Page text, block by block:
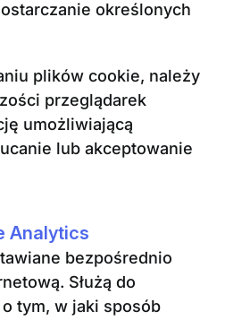
określonych
plików cookie, należy
przeglądarek
umożliwiającą
lub akceptowanie
Analytics
bezpośrednio
Służą do
tym, w jaki sposób